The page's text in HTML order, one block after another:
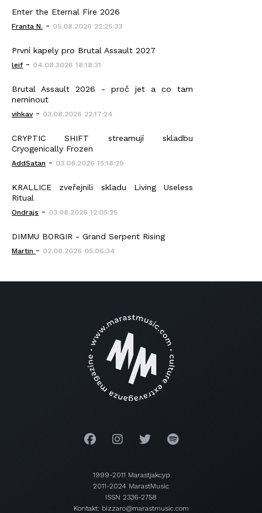
Enter the Eternal Fire 2026
Franta N. - 05.08.2026 22:25:33
První kapely pro Brutal Assault 2027
leif - 04.08.2026 18:18:31
Brutal Assault 2026 - proč jet a co tam
neminout
vihkav- 03.08.2026 22:17:24
CRYPTIC SHIFT streamují skladbu
Cryogenically Frozen
AddSatan - 03.08.2026 15:18:29
KRALLICE zveřejnili skladu Living Useless
Ritual
Ondrajs - 03.08.2026 12:05:25
DIMMU BORGIR - Grand Serpent Rising
Martin - 02.08.2026 05:06:34
1999-2011 Marastjakcyp
2011-2024 MarastMusic
ISSN 2336-2758
Kontakt: bizzaro@marastmusic.com